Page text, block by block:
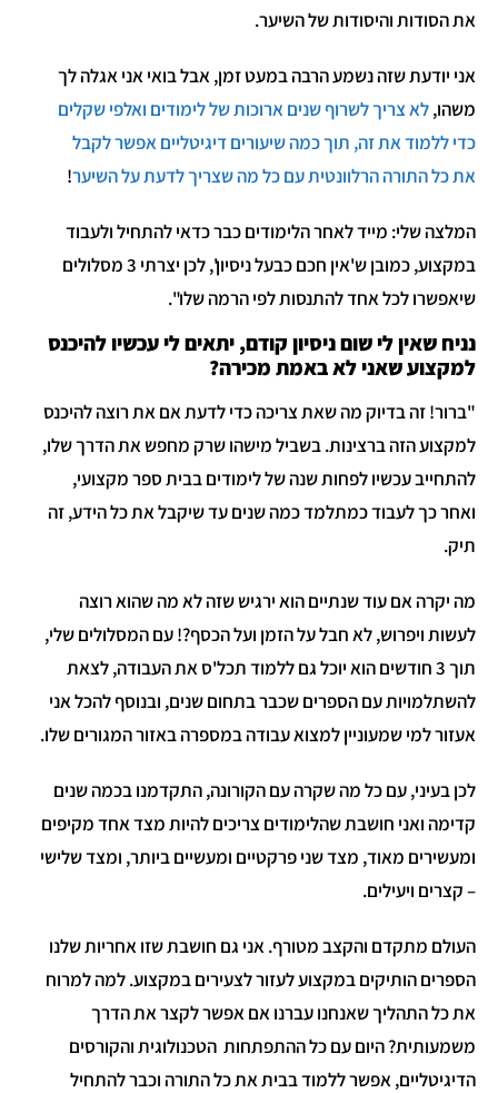
את הסודות והיסודות של השיער.
אני יודעת שזה נשמע הרבה במעט זמן, אבל בואי אני אגלה לך
משהו,לא צריך לשרוף שנים ארוכות של לימודים ואלפי שקלים
כדי ללמוד את זה, תוך כמה שיעורים דיגיטליים אפשר לקבל
את כל התורה הרלוונטית עם כל מה שצריך לדעת על השיער!
המלצה שלי: מייד לאחר הלימודים כבר כדאי להתחיל ולעבוד
במקצוע, כמובן ש'אין חכם כבעל ניסיון', לכן יצרתי 3 מסלולים
שיאפשרו לכל אחד להתנסות לפי הרמה שלו".
נניח שאין לי שום ניסיון קודם, יתאים לי עכשיו להיכנס
למקצוע שאני לא באמת מכירה?
"ברור! זה בדיוק מה שאת צריכה כדי לדעת אם את רוצה להיכנס
למקצוע הזה ברצינות. בשביל מישהו שרק מחפש את הדרך שלו,
להתחייב עכשיו לפחות שנה של לימודים בבית ספר מקצועי,
ואחר כך לעבוד כמתלמד כמה שנים עד שיקבל את כל הידע, זה
תיק.
מה יקרה אם עוד שנתיים הוא ירגיש שזה לא מה שהוא רוצה
לעשות ויפרוש, לא חבל על הזמן ועל הכסף?! עם המסלולים שלי,
תוך 3 חודשים הוא יוכל גם ללמוד תכל'ס את העבודה, לצאת
להשתלמויות עם הספרים שכבר בתחום שנים, ובנוסף להכל אני
אעזור למי שמעוניין למצוא עבודה במספרה באזור המגורים שלו.
לכן בעיני, עם כל מה שקרה עם הקורונה, התקדמנו בכמה שנים
קדימה ואני חושבת שהלימודים צריכים להיות מצד אחד מקיפים
ומעשירים מאוד, מצד שני פרקטיים ומעשיים ביותר, ומצד שלישי
– קצרים ויעילים.
העולם מתקדם והקצב מטורף. אני גם חושבת שזו אחריות שלנו
הספרים הותיקים במקצוע לעזור לצעירים במקצוע. למה למרוח
את כל התהליך שאנחנו עברנו אם אפשר לקצר את הדרך
משמעותית? היום עם כל ההתפתחות הטכנולוגית והקורסים
הדיגיטליים, אפשר ללמוד בבית את כל התורה וכבר להתחיל